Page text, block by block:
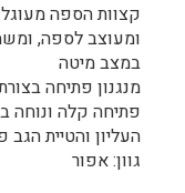
קצוות הספה
ומעוצב לספה,
במצב מיטה
מנגנון פתיחה
פתיחה קלה ונוחה
העליון והטיית
גוון: אפור